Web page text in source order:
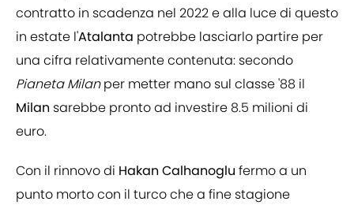
contratto in scadenza nel 2022 e alla luce di questo
in estate l'Atalanta potrebbe lasciarlo partire per
una cifra relativamente contenuta: secondo
Pianeta Milanper metter mano sul classe '88 il
Milan sarebbe pronto ad investire 8.5 milioni di
euro.
Con il rinnovo di Hakan Calhanoglu fermo a un
punto morto con il turco che a fine stagione